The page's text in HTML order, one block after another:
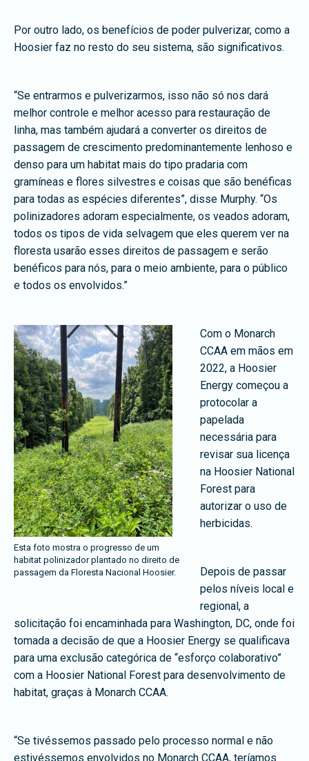
Por outro lado, os benefícios de poder pulverizar, como a
Hoosier faz no resto do seu sistema, são significativos.
“Se entrarmos e pulverizarmos, isso não só nos dará
melhor controle e melhor acesso para restauração de
linha, mas também ajudará a converter os direitos de
passagem de crescimento predominantemente lenhoso e
denso para um habitat mais do tipo pradaria com
gramíneas e flores silvestres e coisas que são benéficas
para todas as espécies diferentes”, disse Murphy. “Os
polinizadores adoram especialmente, os veados adoram,
todos os tipos de vida selvagem que eles querem ver na
floresta usarão esses direitos de passagem e serão
benéficos para nós, para o meio ambiente, para o público
e todos os envolvidos.”
Esta foto mostra o progresso de um
habitat polinizador plantado no direito de
passagem da Floresta Nacional Hoosier.
Com o Monarch
CCAA em mãos em
2022, a Hoosier
Energy começou a
protocolar a
papelada
necessária para
revisar sua licença
na Hoosier National
Forest para
autorizar o uso de
herbicidas.
Depois de passar
pelos níveis local e
regional, a
solicitação foi encaminhada para Washington, DC, onde foi
tomada a decisão de que a Hoosier Energy se qualificava
para uma exclusão categórica de “esforço colaborativo”
com a Hoosier National Forest para desenvolvimento de
habitat, graças à Monarch CCAA.
“Se tivéssemos passado pelo processo normal e não
estivéssemos envolvidos no Monarch CCAA, teríamos